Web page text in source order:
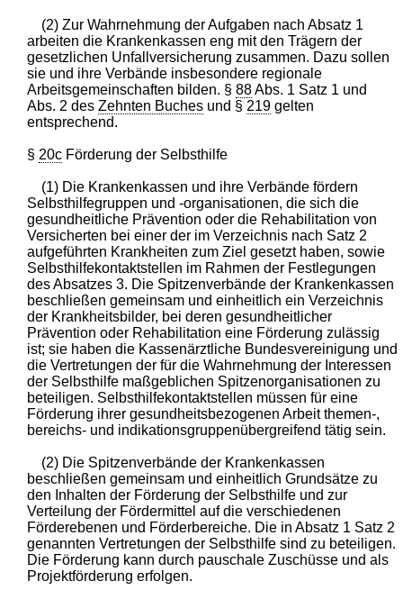
(2) Zur Wahrnehmung der Aufgaben nach Absatz 1
arbeiten die Krankenkassen eng mit den Trägern der
gesetzlichen Unfallversicherung zusammen. Dazu sollen
sie und ihre Verbände insbesondere regionale
Arbeitsgemeinschaften bilden. §88Abs. 1 Satz 1 und
Abs. 2 desZehnten Buches und § 219 gelten
entsprechend.
§ 20c Förderung der Selbsthilfe
(1) Die Krankenkassen und ihre Verbände fördern
Selbsthilfegruppen und -organisationen, die sich die
gesundheitliche Prävention oder die Rehabilitation von
Versicherten bei einer der im Verzeichnis nach Satz 2
aufgeführten Krankheiten zum Ziel gesetzt haben, sowie
Selbsthilfekontaktstellen im Rahmen der Festlegungen
des Absatzes 3. Die Spitzenverbände der Krankenkassen
beschließen gemeinsam und einheitlich ein Verzeichnis
der Krankheitsbilder, bei deren gesundheitlicher
Prävention oder Rehabilitation eine Förderung zulässig
ist; sie haben die Kassenärztliche Bundesvereinigung und
die Vertretungen der für die Wahrnehmung der Interessen
der Selbsthilfe maßgeblichen Spitzenorganisationen zu
beteiligen. Selbsthilfekontaktstellen müssen für eine
Förderung ihrer gesundheitsbezogenen Arbeit themen-,
bereichs- und indikationsgruppenübergreifend tätig sein.
(2) Die Spitzenverbände der Krankenkassen
beschließen gemeinsam und einheitlich Grundsätze zu
den Inhalten der Förderung der Selbsthilfe und zur
Verteilung der Fördermittel auf die verschiedenen
Förderebenen und Förderbereiche. Die in Absatz 1 Satz 2
genannten Vertretungen der Selbsthilfe sind zu beteiligen.
Die Förderung kann durch pauschale Zuschüsse und als
Projektförderung erfolgen.